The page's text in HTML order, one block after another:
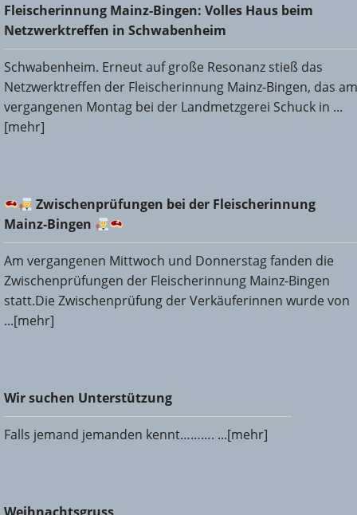
Netzwerktreffen in Schwabenheim
Fleischerinnung Mainz-Bingen: Volles Haus beim
Netzwerktreffen in Schwabenheim
Schwabenheim. Erneut auf große Resonanz stieß das
Netzwerktreffen der Fleischerinnung Mainz-Bingen, das am
vergangenen Montag bei der Landmetzgerei Schuck in ...
[mehr]
Zwischenprüfungen bei der Fleischerinnung Mainz-
Bingen
Zwischenprüfungen bei der Fleischerinnung
Mainz-Bingen
Am vergangenen Mittwoch und Donnerstag fanden die
Zwischenprüfungen der Fleischerinnung Mainz-Bingen
statt.Die Zwischenprüfung der Verkäuferinnen wurde von
...[mehr]
Wir suchen Unterstützung
Wir suchen Unterstützung
Falls jemand jemanden kennt………. ...[mehr]
Weihnachtsgruss